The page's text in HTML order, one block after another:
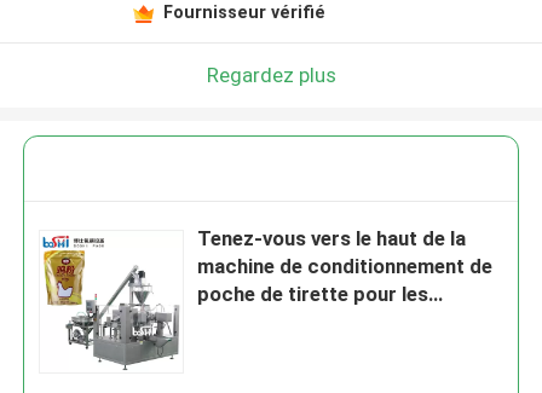
Fournisseur vérifié
Regardez plus
Tenez-vous vers le haut de la
machine de conditionnement de
poche de tirette pour les